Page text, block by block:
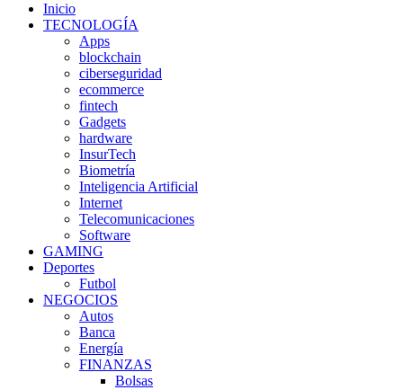
Inicio
TECNOLOGÍA
Apps
blockchain
ciberseguridad
ecommerce
fintech
Gadgets
hardware
InsurTech
Biometría
Inteligencia Artificial
Internet
Telecomunicaciones
Software
GAMING
Deportes
Futbol
NEGOCIOS
Autos
Banca
Energía
FINANZAS
Bolsas